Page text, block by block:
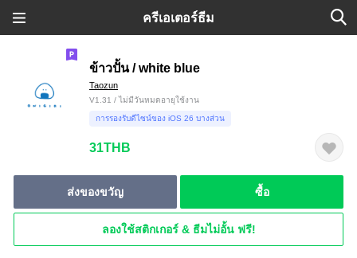
ครีเอเตอร์ธีม
ข้าวปั้น / white blue
Taozun
V1.31 / ไม่มีวันหมดอายุใช้งาน
การรองรับดีไซน์ของ iOS 26 บางส่วน
31THB
ส่งของขวัญ ซื้อ
ลองใช้สติกเกอร์ & ธีมไม่อั้น ฟรี!